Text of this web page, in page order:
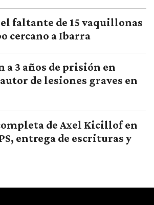
faltante de 15 vaquillonas
cercano a Ibarra
a 3 años de prisión en
de lesiones graves en
de Axel Kicillof en
entrega de escrituras y